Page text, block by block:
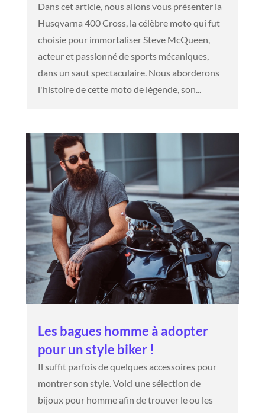
Dans cet article, nous allons vous présenter la
Husqvarna 400 Cross, la célèbre moto qui fut
choisie pour immortaliser Steve McQueen,
acteur et passionné de sports mécaniques,
dans un saut spectaculaire. Nous aborderons
l'histoire de cette moto de légende, son...
Les bagues homme à adopter
pour un style biker !
Il suffit parfois de quelques accessoires pour
montrer son style. Voici une sélection de
bijoux pour homme afin de trouver le ou les